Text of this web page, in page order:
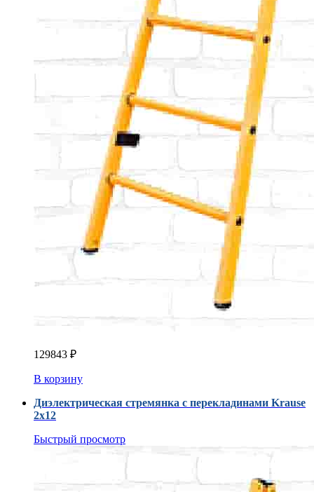
129843 ₽
В корзину
Диэлектрическая стремянка с перекладинами Krause
2х12
Быстрый просмотр